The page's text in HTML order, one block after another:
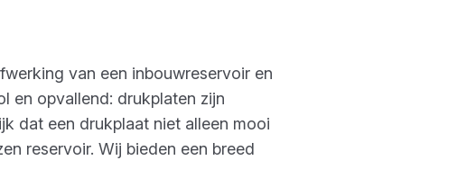
van een inbouwreservoir en
en opvallend: drukplaten zijn
dat een drukplaat niet alleen mooi
reservoir. Wij bieden een breed